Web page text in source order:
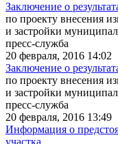
Заключение о
по проекту внесения
и застройки
пресс-служба
20 февраля, 2016 14:02
Заключение о
по проекту внесения
и застройки
пресс-служба
20 февраля, 2016 13:49
Информация о
участка